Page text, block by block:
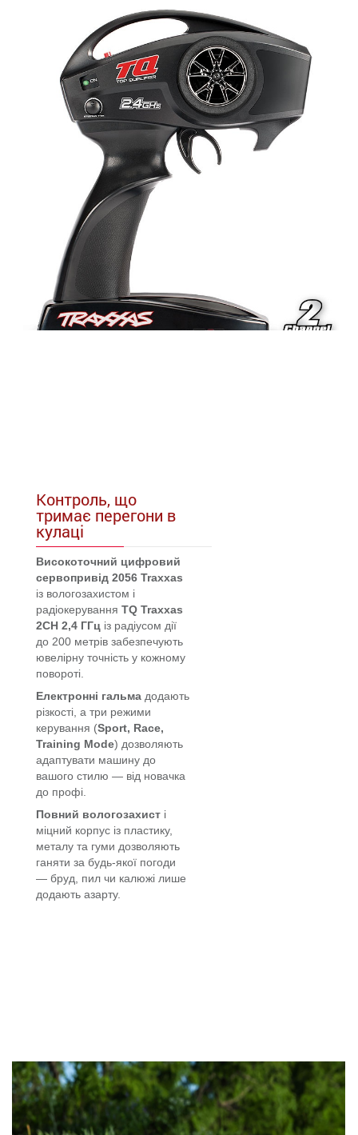
Контроль, що
тримає перегони в
кулаці
Високоточний цифровий
сервопривід 2056 Traxxas
із вологозахистом і
радіокерування TQ Traxxas
2CH 2,4 ГГц із радіусом дії
до 200 метрів забезпечують
ювелірну точність у кожному
повороті.
Електронні гальмадодають
різкості, а три режими
керування (Sport, Race,
Training Mode) дозволяють
адаптувати машину до
вашого стилю — від новачка
до профі.
Повний вологозахист і
міцний корпус із пластику,
металу та гуми дозволяють
ганяти за будь-якої погоди
— бруд, пил чи калюжі лише
додають азарту.